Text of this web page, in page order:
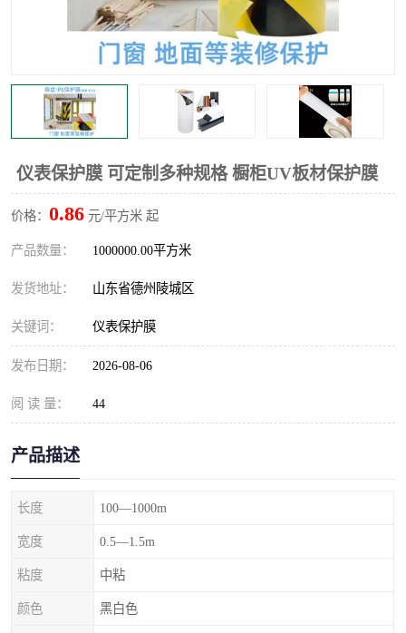
仪表保护膜 可定制多种规格 橱柜UV板材保护膜
价格： 0.86 元/平方米 起
产品数量： 1000000.00平方米
发货地址： 山东省德州陵城区
关键词： 仪表保护膜
发布日期： 2026-08-06
阅 读 量： 44
产品描述
长度 100—1000m
宽度 0.5—1.5m
粘度 中粘
颜色 黑白色
不绣钢板保护膜 两边上胶保护膜
不锈钢板保护膜 一次性隔离膜